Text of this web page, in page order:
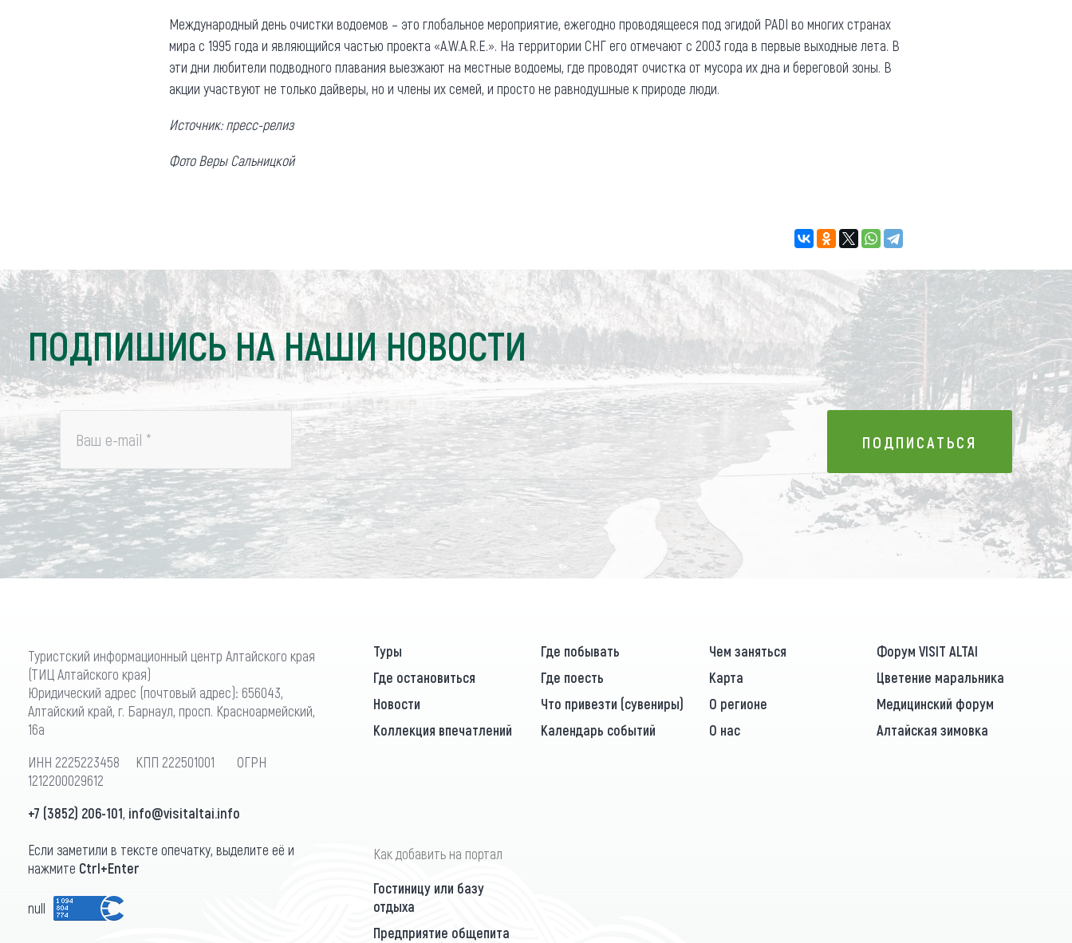
Международный день очистки водоемов – это глобальное мероприятие, ежегодно проводящееся под эгидой PADI во многих странах
мира с 1995 года и являющийся частью проекта «A.W.A.R.E.». На территории СНГ его отмечают с 2003 года в первые выходные лета. В
эти дни любители подводного плавания выезжают на местные водоемы, где проводят очистка от мусора их дна и береговой зоны. В
акции участвуют не только дайверы, но и члены их семей, и просто не равнодушные к природе люди.
Источник: пресс-релиз
Фото Веры Сальницкой
ПОДПИШИСЬ НА НАШИ НОВОСТИ
Ваш e-mail * ПОДПИСАТЬСЯ
ПОДПИСАТЬСЯ
Туристский информационный центр Алтайского края
(ТИЦ Алтайского края)
Юридический адрес (почтовый адрес): 656043,
Алтайский край, г. Барнаул, просп. Красноармейский,
16а
ИНН 2225223458 КПП 222501001 ОГРН
1212200029612
+7 (3852) 206-101, info@visitaltai.info
Если заметили в тексте опечатку, выделите её и
нажмите Ctrl+Enter
null
Туры Где побывать Чем заняться
Форум VISIT ALTAI
Где остановиться
Где поесть Карта
Цветение маральника
Новости
Что привезти (сувениры) О регионе
Медицинский форум
Коллекция впечатлений
Календарь событий О нас Алтайская зимовка
Как добавить на портал
Гостиницу или базу
отдыха
Предприятие общепита